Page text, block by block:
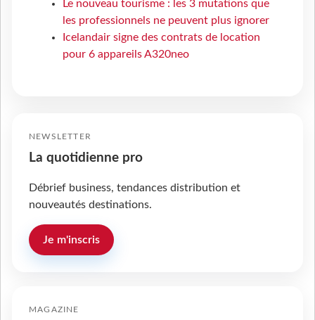
Le nouveau tourisme : les 3 mutations que
les professionnels ne peuvent plus ignorer
Icelandair signe des contrats de location
pour 6 appareils A320neo
NEWSLETTER
La quotidienne pro
Débrief business, tendances distribution et
nouveautés destinations.
Je m'inscris
MAGAZINE